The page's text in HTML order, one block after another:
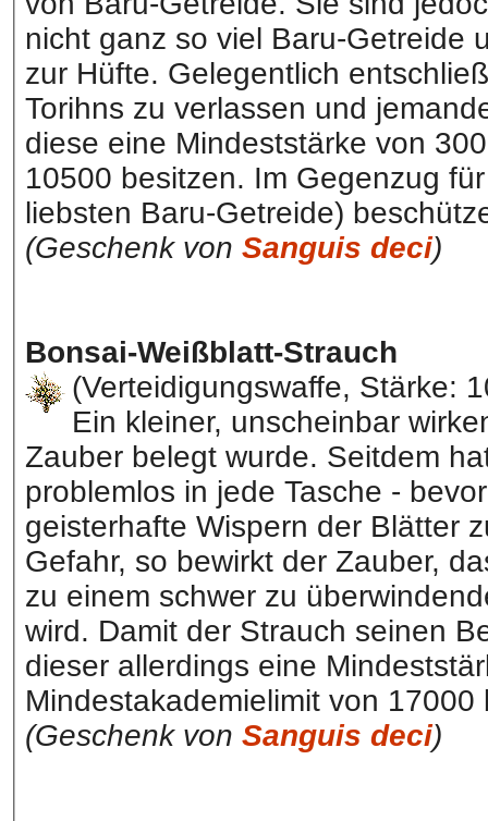
nicht ganz so viel Baru-Getreide
zur Hüfte. Gelegentlich
Torihns zu verlassen und
diese eine Mindeststärke von
10500 besitzen. Im Gegenzug
liebsten Baru-Getreide)
(Geschenk von Sanguis deci)
Bonsai-Weißblatt-Strauch
(Verteidigungswaffe, Stärke:
Ein kleiner, unscheinbar
Zauber belegt wurde. Seitdem
problemlos in jede Tasche -
geisterhafte Wispern der Blätter
Gefahr, so bewirkt der Zauber,
zu einem schwer zu
wird. Damit der Strauch seinen
dieser allerdings eine
Mindestakademielimit von 17000
(Geschenk von Sanguis deci)